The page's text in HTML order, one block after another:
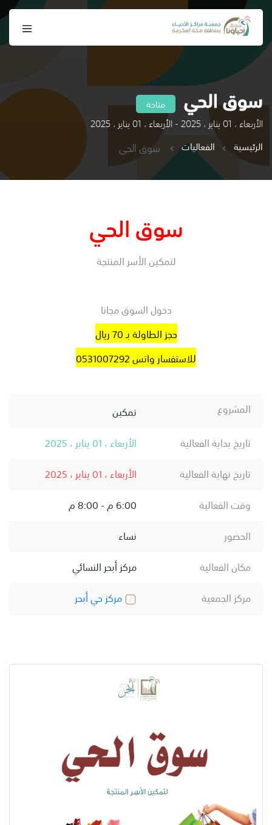
سوق الحي متاحة
الأربعاء ، 01 يناير ، 2025 - الأربعاء ، 01 يناير ، 2025
الرئيسية
الفعاليات سوق الحي
سوق الحي
لتمكين الأسر المنتجة
دخول السوق مجانا
حجز الطاولة بـ 70 ريال
للاستفسار واتس 0531007292
المشروع
تمكين
تاريخ بداية الفعالية
الأربعاء ، 01 يناير ، 2025
تاريخ نهاية الفعالية
الأربعاء ، 01 يناير ، 2025
وقت الفعالية
6:00 م - 8:00 م
الحضور
نساء
مكان الفعالية
مركز أبحر النسائي
مركز الجمعية
مركز حي أبحر